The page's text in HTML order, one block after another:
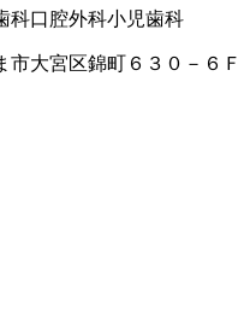
科口腔外科小児歯科
市大宮区錦町６３０－６Ｆ